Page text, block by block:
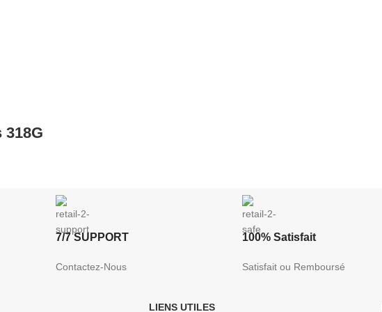
7/7 SUPPORT
Contactez-Nous
100% Satisfait
Satisfait ou Remboursé
LIENS UTILES